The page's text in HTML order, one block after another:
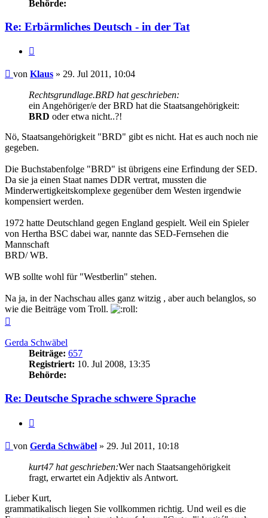
Behörde:
Re: Erbärmliches Deutsch - in der Tat
Beitrag
von Klaus » 29. Jul 2011, 10:04
Rechtsgrundlage.BRD hat geschrieben:
ein Angehöriger/e der BRD hat die Staatsangehörigkeit:
BRD oder etwa nicht..?!
Nö, Staatsangehörigkeit "BRD" gibt es nicht. Hat es auch noch nie
gegeben.
Die Buchstabenfolge "BRD" ist übrigens eine Erfindung der SED.
Da sie ja einen Staat names DDR vertrat, mussten die
Minderwertigkeitskomplexe gegenüber dem Westen irgendwie
kompensiert werden.
1972 hatte Deutschland gegen England gespielt. Weil ein Spieler
von Hertha BSC dabei war, nannte das SED-Fernsehen die
Mannschaft
BRD/ WB.
WB sollte wohl für "Westberlin" stehen.
Na ja, in der Nachschau alles ganz witzig , aber auch belanglos, so
wie die Beiträge vom Troll.
Gerda Schwäbel
Beiträge: 657
Registriert: 10. Jul 2008, 13:35
Behörde:
Re: Deutsche Sprache schwere Sprache
Beitrag
von Gerda Schwäbel » 29. Jul 2011, 10:18
kurt47 hat geschrieben:Wer nach Staatsangehörigkeit
fragt, erwartet ein Adjektiv als Antwort.
Lieber Kurt,
grammatikalisch liegen Sie vollkommen richtig. Und weil es die